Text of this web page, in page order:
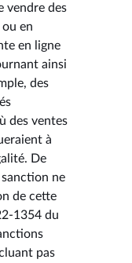
vendre des
en
en ligne
ainsi
des
des ventes
à
De
ne
de cette
1354 du
pas